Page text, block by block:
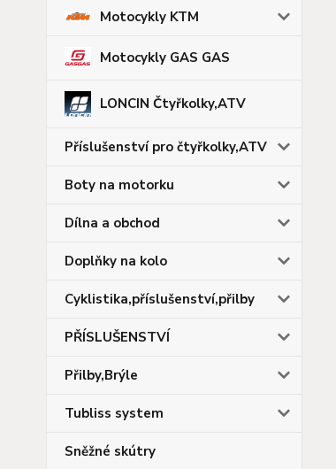
Motocykly KTM
Motocykly GAS GAS
LONCIN Čtyřkolky,ATV
Příslušenství pro čtyřkolky,ATV
Boty na motorku
Dílna a obchod
Doplňky na kolo
Cyklistika,příslušenství,přilby
PŘÍSLUŠENSTVÍ
Přilby,Brýle
Tubliss system
Sněžné skútry